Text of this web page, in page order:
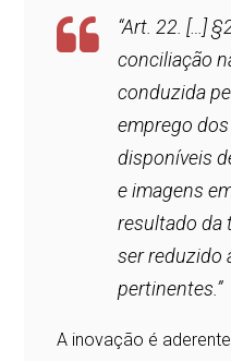
“Art. 22. […]
conciliação
conduzida
emprego
disponíveis
e imagens
resultado da
ser reduzido
pertinentes.”
A inovação é